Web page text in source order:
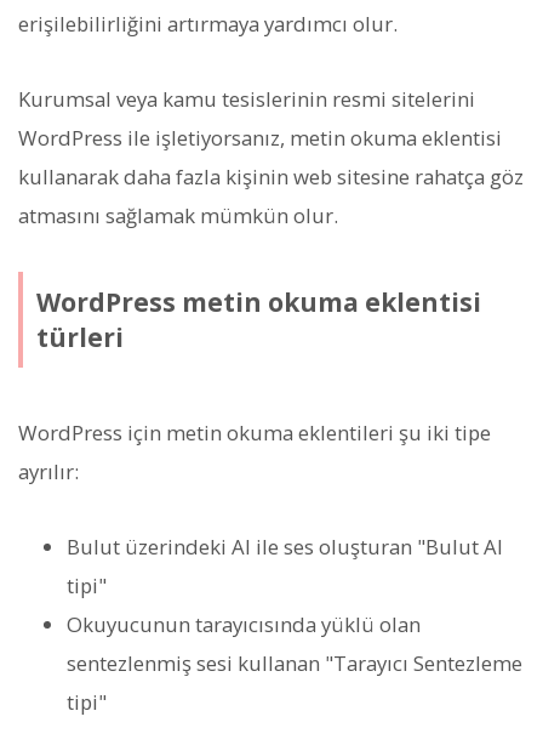
erişilebilirliğini artırmaya yardımcı olur.
Kurumsal veya kamu tesislerinin resmi sitelerini
WordPress ile işletiyorsanız, metin okuma eklentisi
kullanarak daha fazla kişinin web sitesine rahatça göz
atmasını sağlamak mümkün olur.
WordPress metin okuma eklentisi
türleri
WordPress için metin okuma eklentileri şu iki tipe
ayrılır:
Bulut üzerindeki AI ile ses oluşturan "Bulut AI
tipi"
Okuyucunun tarayıcısında yüklü olan
sentezlenmiş sesi kullanan "Tarayıcı Sentezleme
tipi"